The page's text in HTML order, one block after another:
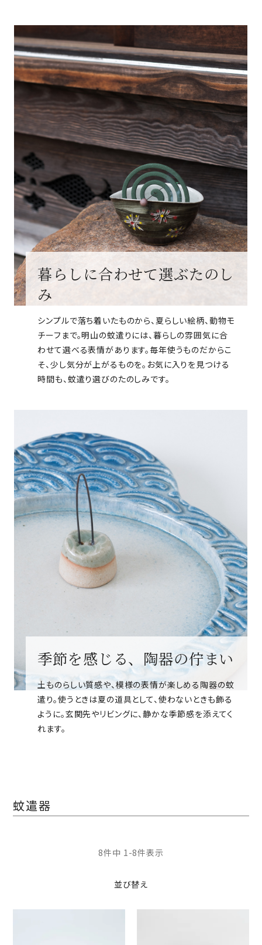
暮らしに合わせて選ぶたのし
み
シンプルで落ち着いたものから、夏らしい絵柄、動物モ
チーフまで。明山の蚊遣りには、暮らしの雰囲気に合
わせて選べる表情があります。毎年使うものだからこ
そ、少し気分が上がるものを。お気に入りを見つける
時間も、蚊遣り選びのたのしみです。
季節を感じる、陶器の佇まい
土ものらしい質感や、模様の表情が楽しめる陶器の蚊
遣り。使うときは夏の道具として、使わないときも飾る
ように。玄関先やリビングに、静かな季節感を添えてく
れます。
蚊遣器
並び替え
8件中 1 -8件表示